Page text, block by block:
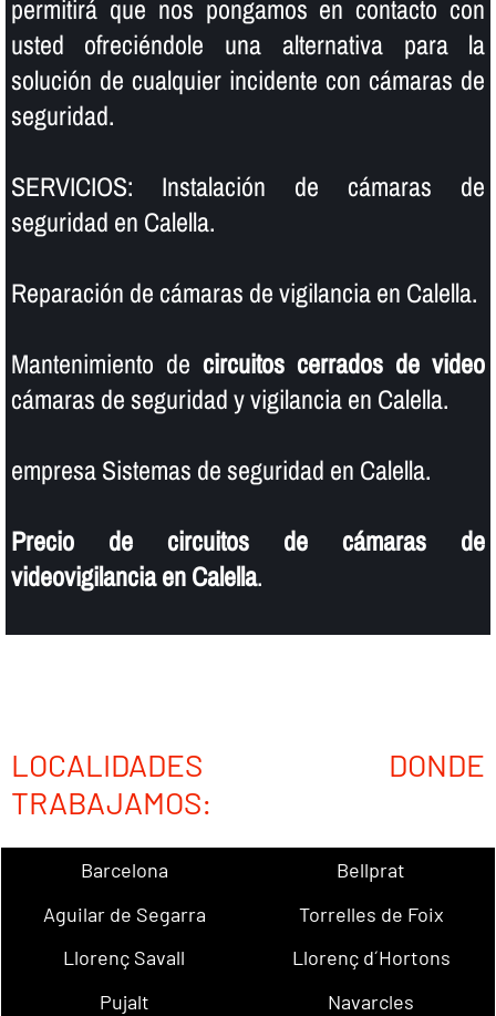
permitirá que nos pongamos en contacto con
usted ofreciéndole una alternativa para la
solución de cualquier incidente con cámaras de
seguridad.
SERVICIOS: Instalación de cámaras de
seguridad en Calella.
Reparación de cámaras de vigilancia en Calella.
Mantenimiento de circuitos cerrados de video
cámaras de seguridad y vigilancia en Calella.
empresa Sistemas de seguridad en Calella.
Precio de circuitos de cámaras de
videovigilancia en Calella.
LOCALIDADES DONDE
TRABAJAMOS:
Barcelona
Bellprat
Aguilar de Segarra
Torrelles de Foix
Llorenç Savall
Llorenç d´Hortons
Pujalt
Navarcles